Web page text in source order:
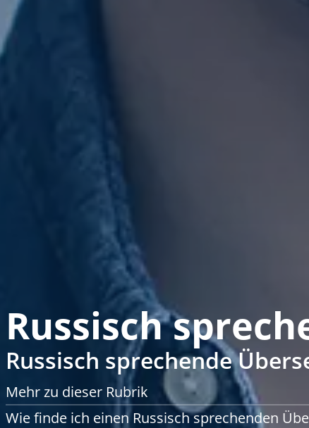
Russisch
Russisch sprechende
Mehr zu dieser Rubrik
Wie finde ich einen Russisch sprechenden